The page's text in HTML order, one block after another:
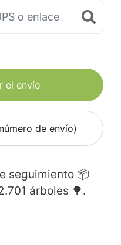
el envío
de envío)
seguimiento 📦
árboles 🌳.